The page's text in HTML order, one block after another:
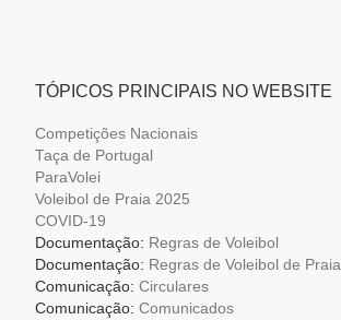
TÓPICOS PRINCIPAIS NO WEBSITE
Competições Nacionais
Taça de Portugal
ParaVolei
Voleibol de Praia 2025
COVID-19
Documentação: Regras de Voleibol
Documentação: Regras de Voleibol de Praia
Comunicação: Circulares
Comunicação: Comunicados